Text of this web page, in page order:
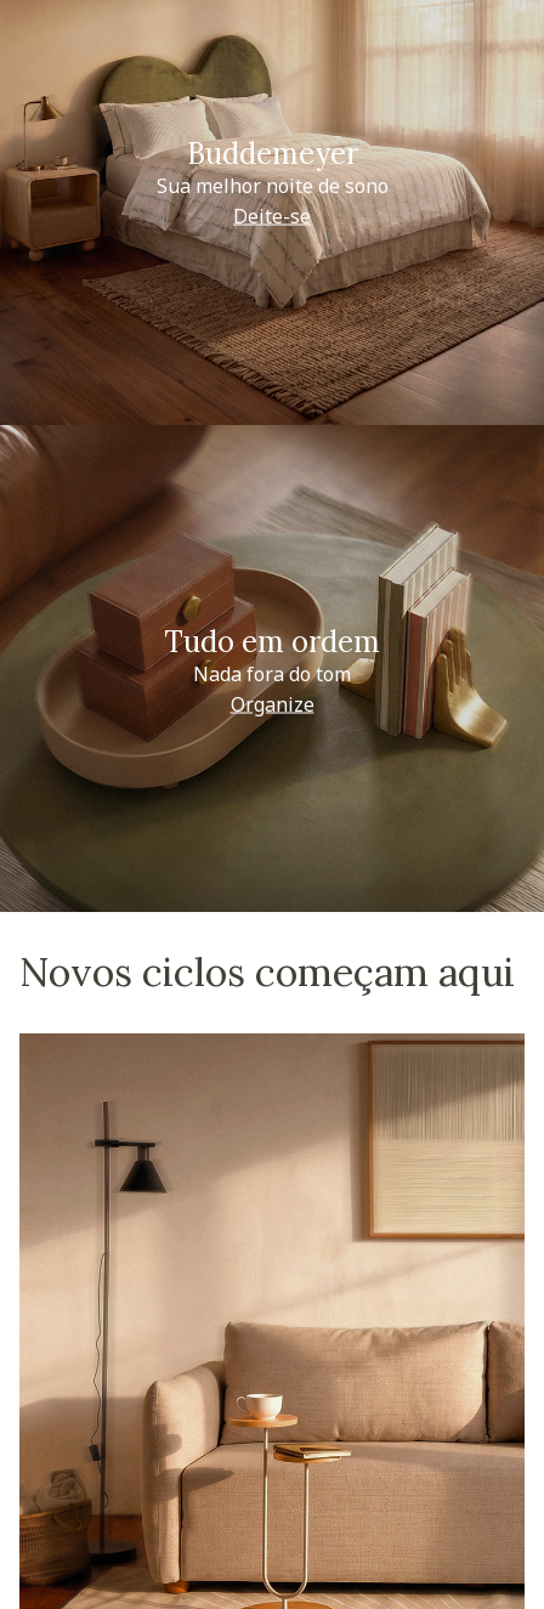
Buddemeyer
Sua melhor noite de sono
Deite-se
Tudo em ordem
Nada fora do tom
Organize
Novos ciclos começam aqui